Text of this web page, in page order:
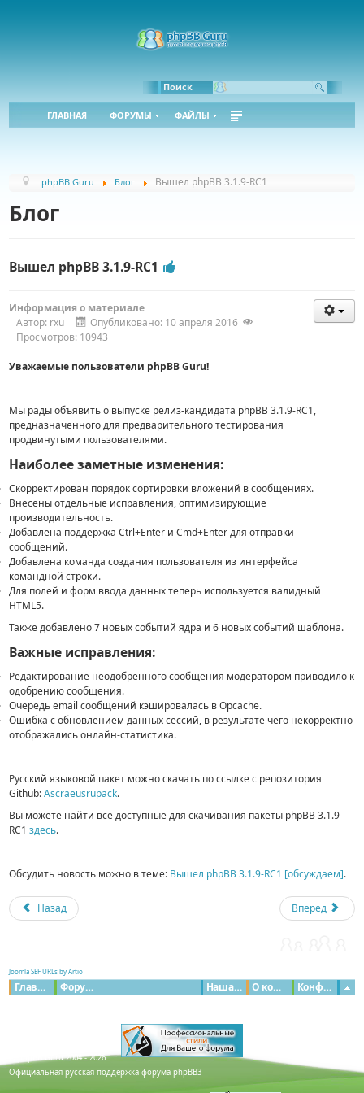
Поиск
ГЛАВНАЯ ФОРУМЫ ФАЙЛЫ
phpBB Guru Блог Вышел phpBB 3.1.9-RC1
Блог
Вышел phpBB 3.1.9-RC1
Информация о материале
Автор: rxu
Опубликовано: 10 апреля 2016
Просмотров: 10943
Уважаемые пользователи phpBB Guru!
Мы рады объявить о выпуске релиз-кандидата phpBB 3.1.9-RC1,
предназначенного для предварительного тестирования
продвинутыми пользователями.
Наиболее заметные изменения:
Скорректирован порядок сортировки вложений в сообщениях.
Внесены отдельные исправления, оптимизирующие
производительность.
Добавлена поддержка Ctrl+Enter и Cmd+Enter для отправки
сообщений.
Добавлена команда создания пользователя из интерфейса
командной строки.
Для полей и форм ввода данных теперь используется валидный
HTML5.
Также добавлено 7 новых событий ядра и 6 новых событий шаблона.
Важные исправления:
Редактирование неодобренного сообщения модератором приводило к
одобрению сообщения.
Очередь email сообщений кэшировалась в Opcache.
Ошибка с обновлением данных сессий, в результате чего некорректно
отображались онлайн-статистика.
Русский языковой пакет можно скачать по ссылке с репозитория
Github:Ascraeusrupack.
Вы можете найти все доступные для скачивания пакеты phpBB 3.1.9-
RC1здесь.
Обсудить новость можно в теме: Вышел phpBB 3.1.9-RC1 [обсуждаем].
Назад Вперед
Joomla SEF URLs by Artio
Главная Форумы Конфиденциальность
О команде
Наша команда
© phpBB Guru 2004 - 2026
Официальная русская поддержка форума phpBB3